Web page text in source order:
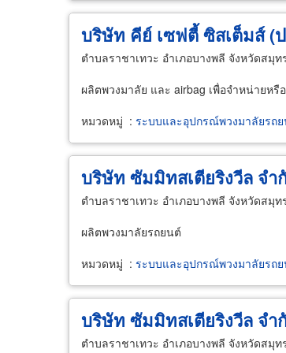
บริษัท คีย์ เซฟตี้ ซิสเต็มส์ (
ตำบลราชาเทวะ อำเภอบางพลี จังหวัดสมุท
ผลิตพวงมาลัย และ airbag เพื่อจำหน่ายห
หมวดหมู่ : ระบบและอุปกรณ์พวงมาลัยรถ
บริษัท ซัมมิทสเตียริงวีล จำ
ตำบลราชาเทวะ อำเภอบางพลี จังหวัดสมุท
ผลิตพวงมาลัยรถยนต์
หมวดหมู่ : ระบบและอุปกรณ์พวงมาลัยรถ
บริษัท ซัมมิทสเตียริงวีล จำ
ตำบลราชาเทวะ อำเภอบางพลี จังหวัดสมุท